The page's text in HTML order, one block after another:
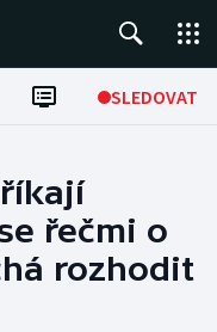
SLEDOVAT
řečmi o
rozhodit